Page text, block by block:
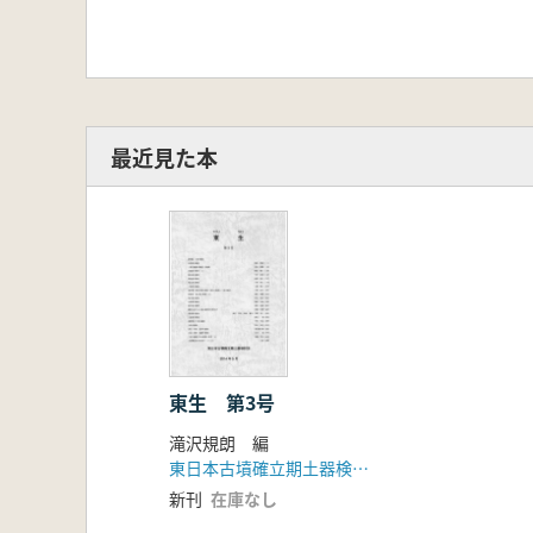
最近見た本
東生 第3号
滝沢規朗 編
東日本古墳確立期土器検討会
新刊 在庫なし